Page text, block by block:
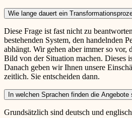
Wie lange dauert ein
Diese Frage ist fast nicht zu
bestehenden System, den handelnden
abhängt. Wir gehen aber immer so vor,
Bild von der Situation machen. Dieses
Danach geben wir Ihnen unsere
zeitlich. Sie entscheiden dann.
In welchen Sprachen finden die Angebote
Grundsätzlich sind deutsch und